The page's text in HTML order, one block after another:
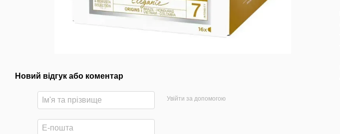
Новий відгук або коментар
Увійти за допомогою